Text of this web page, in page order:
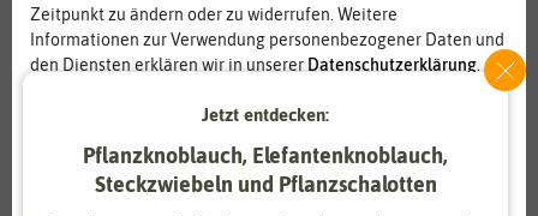
Zeitpunkt zu ändern oder zu widerrufen. Weitere
Informationen zur Verwendung personenbezogener Daten und
den Diensten erklären wir in unserer Daten­schutz­erklärung.
Statistik
Zahlungsdienstleister Marketing
Jetzt entdecken:
Pflanzknoblauch, Elefantenknoblauch,
Steckzwiebeln und Pflanzschalotten